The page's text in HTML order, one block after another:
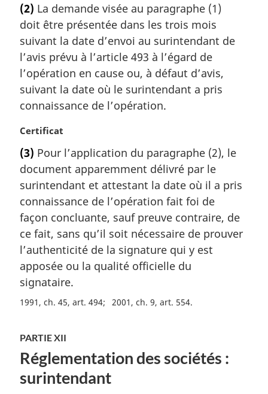
t
e
m
a
r
g
i
n
l
:
(2) La demande visée au paragraphe (1)
doit être présentée dans les trois mois
suivant la date d’envoi au surintendant de
l’avis prévu à l’article 493 à l’égard de
l’opération en cause ou, à défaut d’avis,
suivant la date où le surintendant a pris
connaissance de l’opération.
N
t
e
m
a
g
i
n
a
e
:
Certificat
(3) Pour l’application du paragraphe (2), le
document apparemment délivré par le
surintendant et attestant la date où il a pris
connaissance de l’opération fait foi de
façon concluante, sauf preuve contraire, de
ce fait, sans qu’il soit nécessaire de prouver
l’authenticité de la signature qui y est
apposée ou la qualité officielle du
signataire.
1991, ch. 45, art. 494 2001, ch. 9, art. 554
PARTIE XII
Réglementation des sociétés :
surintendant